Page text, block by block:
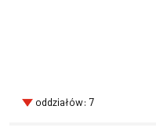
oddziałów: 7